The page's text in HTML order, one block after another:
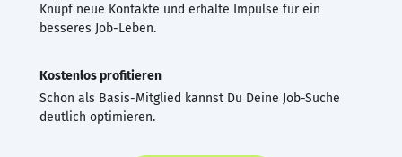
Knüpf neue Kontakte und erhalte Impulse für ein
besseres Job-Leben.
Kostenlos profitieren
Schon als Basis-Mitglied kannst Du Deine Job-Suche
deutlich optimieren.